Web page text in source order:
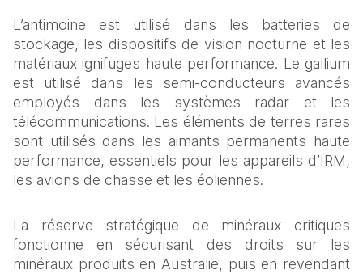
L’antimoine est utilisé dans les batteries de
stockage, les dispositifs de vision nocturne et les
matériaux ignifuges haute performance. Le gallium
est utilisé dans les semi‑conducteurs avancés
employés dans les systèmes radar et les
télécommunications. Les éléments de terres rares
sont utilisés dans les aimants permanents haute
performance, essentiels pour les appareils d’IRM,
les avions de chasse et les éoliennes.
La réserve stratégique de minéraux critiques
fonctionne en sécurisant des droits sur les
minéraux produits en Australie, puis en revendant